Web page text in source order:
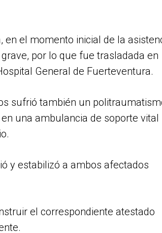
el momento inicial de la
por lo que fue trasladada en
General de Fuerteventura.
sufrió también un
una ambulancia de soporte vital
y estabilizó a ambos afectados
el correspondiente atestado